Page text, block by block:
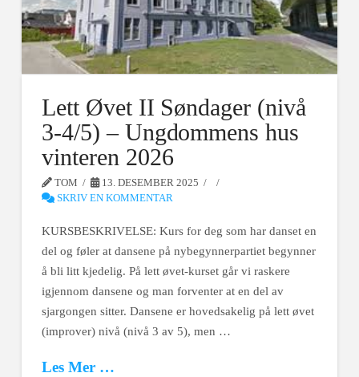
Lett Øvet II Søndager (nivå
3-4/5) – Ungdommens hus
vinteren 2026
TOM
13. DESEMBER 2025
SKRIV EN KOMMENTAR
KURSBESKRIVELSE: Kurs for deg som har danset en
del og føler at dansene på nybegynnerpartiet begynner
å bli litt kjedelig. På lett øvet-kurset går vi raskere
igjennom dansene og man forventer at en del av
sjargongen sitter. Dansene er hovedsakelig på lett øvet
(improver) nivå (nivå 3 av 5), men …
Les Mer …